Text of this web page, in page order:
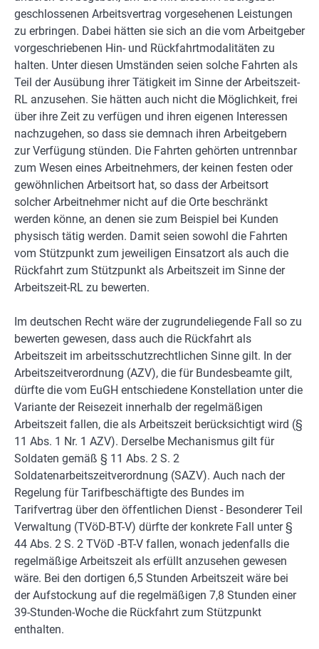
geschlossenen Arbeitsvertrag vorgesehenen Leistungen
zu erbringen. Dabei hätten sie sich an die vom Arbeitgeber
vorgeschriebenen Hin- und Rückfahrtmodalitäten zu
halten. Unter diesen Umständen seien solche Fahrten als
Teil der Ausübung ihrer Tätigkeit im Sinne der Arbeitszeit-
RL anzusehen. Sie hätten auch nicht die Möglichkeit, frei
über ihre Zeit zu verfügen und ihren eigenen Interessen
nachzugehen, so dass sie demnach ihren Arbeitgebern
zur Verfügung stünden. Die Fahrten gehörten untrennbar
zum Wesen eines Arbeitnehmers, der keinen festen oder
gewöhnlichen Arbeitsort hat, so dass der Arbeitsort
solcher Arbeitnehmer nicht auf die Orte beschränkt
werden könne, an denen sie zum Beispiel bei Kunden
physisch tätig werden. Damit seien sowohl die Fahrten
vom Stützpunkt zum jeweiligen Einsatzort als auch die
Rückfahrt zum Stützpunkt als Arbeitszeit im Sinne der
Arbeitszeit-RL zu bewerten.
Im deutschen Recht wäre der zugrundeliegende Fall so zu
bewerten gewesen, dass auch die Rückfahrt als
Arbeitszeit im arbeitsschutzrechtlichen Sinne gilt. In der
Arbeitszeitverordnung (AZV), die für Bundesbeamte gilt,
dürfte die vom EuGH entschiedene Konstellation unter die
Variante der Reisezeit innerhalb der regelmäßigen
Arbeitszeit fallen, die als Arbeitszeit berücksichtigt wird (§
11 Abs. 1 Nr. 1 AZV). Derselbe Mechanismus gilt für
Soldaten gemäß § 11 Abs. 2 S. 2
Soldatenarbeitszeitverordnung (SAZV). Auch nach der
Regelung für Tarifbeschäftigte des Bundes im
Tarifvertrag über den öffentlichen Dienst - Besonderer Teil
Verwaltung (TVöD-BT-V) dürfte der konkrete Fall unter §
44 Abs. 2 S. 2 TVöD -BT-V fallen, wonach jedenfalls die
regelmäßige Arbeitszeit als erfüllt anzusehen gewesen
wäre. Bei den dortigen 6,5 Stunden Arbeitszeit wäre bei
der Aufstockung auf die regelmäßigen 7,8 Stunden einer
39-Stunden-Woche die Rückfahrt zum Stützpunkt
enthalten.